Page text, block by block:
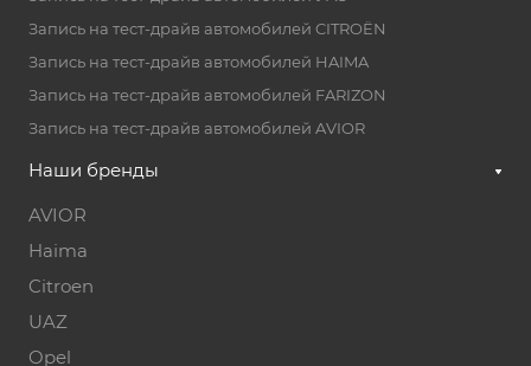
Запись на тест-драйв автомобилей CITROËN
Запись на тест-драйв автомобилей HAIMA
Запись на тест-драйв автомобилей FARIZON
Запись на тест-драйв автомобилей AVIOR
Наши бренды
AVIOR
Haima
Citroen
UAZ
Opel